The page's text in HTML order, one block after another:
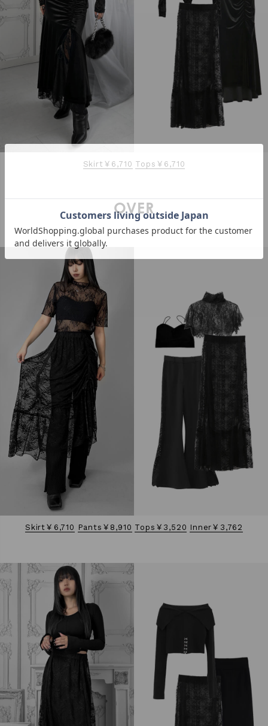
Skirt￥6,710 Tops￥6,710
OVER
Skirt￥6,710 Pants￥8,910 Tops￥3,520 Inner￥3,762